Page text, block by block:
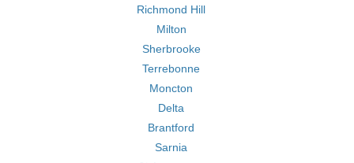
Richmond Hill
Milton
Sherbrooke
Terrebonne
Moncton
Delta
Brantford
Sarnia